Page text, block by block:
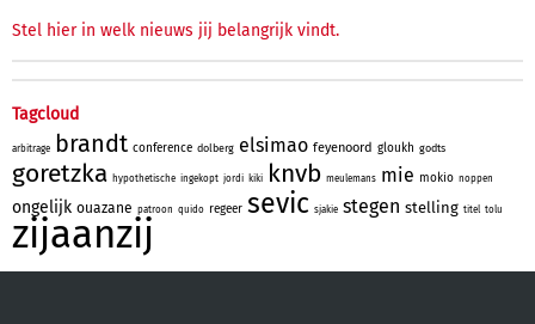
Stel hier in welk nieuws jij belangrijk vindt.
Tagcloud
arbitrage brandt conference dolberg elsimao feyenoord gloukh godts
goretzka hypothetische ingekopt jordi kiki knvb meulemans mie mokio noppen
ongelijk ouazane patroon quido regeer sevic sjakie stegen stelling titel tolu
zijaanzij